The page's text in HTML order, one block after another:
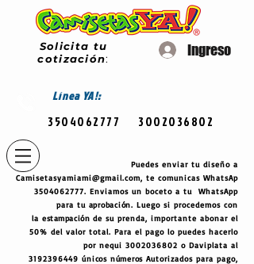
Solicita tu
cotización:
Ingreso
LíneaYA!:
3504062777 3002036802
Puedes enviar tu diseño a
Camisetasyamiami@gmail.com, te comunicas WhatsAp
3504062777. Enviamos un boceto a tu WhatsApp
para tu aprobación. Luego si procedemos con
laestampación de su prenda, importante abonar el
50% del valor total. Para el pago lo puedes hacerlo
por nequi 3002036802 o Daviplata al
3192396449 únicos números Autorizados para pago,